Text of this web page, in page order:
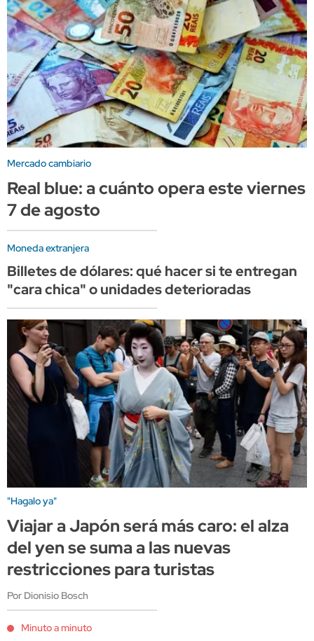
Mercado cambiario
Real blue: a cuánto opera este viernes
7 de agosto
Moneda extranjera
Billetes de dólares: qué hacer si te entregan
"cara chica" o unidades deterioradas
"Hagalo ya"
Viajar a Japón será más caro: el alza
del yen se suma a las nuevas
restricciones para turistas
Por Dionisio Bosch
Minuto a minuto